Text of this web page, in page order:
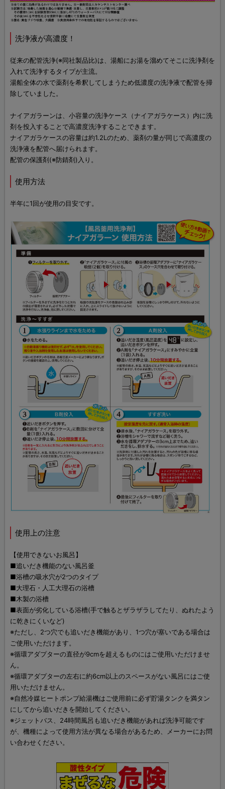
洗浄液が高濃度！
従来の配管洗浄(※同社製品比)は、湯船にお湯を溜めてそこに洗浄剤を
入れて洗浄するタイプが主流。
湯船全体の水で薬剤を希釈してしまうため低濃度の洗浄液で配管を掃
除していました。
ナイアガラーンは、小容量の洗浄ケース（ナイアガラケース）内に洗
剤を投入することで高濃度洗浄することできます。
ナイアガラケースの容量は約1.2Lのため、薬剤の量が同じで高濃度の
洗浄液を配管へ届けられます。
配管の保護剤(※防錆剤)入り。
使用方法
半年に1回が使用の目安です。
使用上の注意
【使用できないお風呂】
■追いだき機能のない風呂釜
■浴槽の吸水穴が2つのタイプ
■大理石・人工大理石の浴槽
■木製の浴槽
■表面が劣化している浴槽(手で触るとザラザラしてたり、ぬれたよう
に乾きにくいなど)
※ただし、2つ穴でも追いだき機能があり、1つ穴が塞いである場合は
ご使用いただけます。
※循環アダプターの直径が9cmを超えるものにはご使用いただけませ
ん。
※循環アダプターの左右に約6cm以上のスペースがない風呂にはご使
用いただけません。
※自然冷媒ヒートポンプ給湯機はご使用前に必ず貯湯タンクを満タン
にしてから追いだきを開始してください。
※ジェットバス、24時間風呂も追いだき機能があれば洗浄可能です
が、機種によって使用方法が異なる場合があるため、メーカーにお問
い合わせください。